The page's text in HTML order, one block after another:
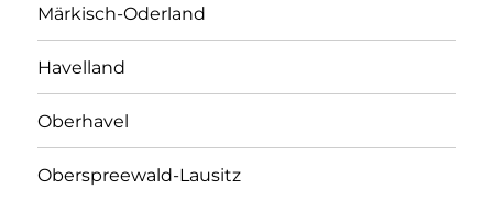
Märkisch-Oderland
Havelland
Oberhavel
Oberspreewald-Lausitz